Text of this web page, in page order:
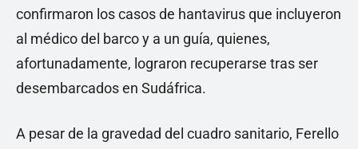
confirmaron los casos de hantavirus que incluyeron
al médico del barco y a un guía, quienes,
afortunadamente, lograron recuperarse tras ser
desembarcados en Sudáfrica.
A pesar de la gravedad del cuadro sanitario, Ferello